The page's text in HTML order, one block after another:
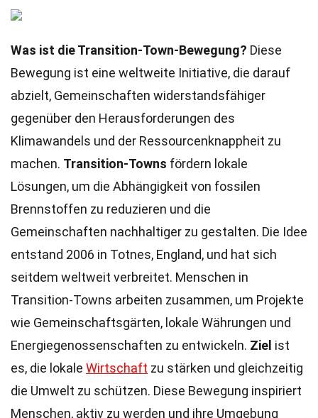
Was ist die Transition-Town-Bewegung? Diese
Bewegung ist eine weltweite Initiative, die darauf
abzielt, Gemeinschaften widerstandsfähiger
gegenüber den Herausforderungen des
Klimawandels und der Ressourcenknappheit zu
machen. Transition-Towns fördern lokale
Lösungen, um die Abhängigkeit von fossilen
Brennstoffen zu reduzieren und die
Gemeinschaften nachhaltiger zu gestalten. Die Idee
entstand 2006 in Totnes, England, und hat sich
seitdem weltweit verbreitet. Menschen in
Transition-Towns arbeiten zusammen, um Projekte
wie Gemeinschaftsgärten, lokale Währungen und
Energiegenossenschaften zu entwickeln. Ziel ist
es, die lokale Wirtschaft zu stärken und gleichzeitig
die Umwelt zu schützen. Diese Bewegung inspiriert
Menschen, aktiv zu werden und ihre Umgebung